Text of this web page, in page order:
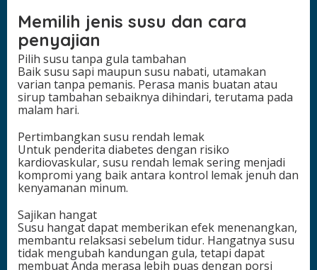
Memilih jenis susu dan cara
penyajian
Pilih susu tanpa gula tambahan
Baik susu sapi maupun susu nabati, utamakan
varian tanpa pemanis. Perasa manis buatan atau
sirup tambahan sebaiknya dihindari, terutama pada
malam hari.
Pertimbangkan susu rendah lemak
Untuk penderita diabetes dengan risiko
kardiovaskular, susu rendah lemak sering menjadi
kompromi yang baik antara kontrol lemak jenuh dan
kenyamanan minum.
Sajikan hangat
Susu hangat dapat memberikan efek menenangkan,
membantu relaksasi sebelum tidur. Hangatnya susu
tidak mengubah kandungan gula, tetapi dapat
membuat Anda merasa lebih puas dengan porsi